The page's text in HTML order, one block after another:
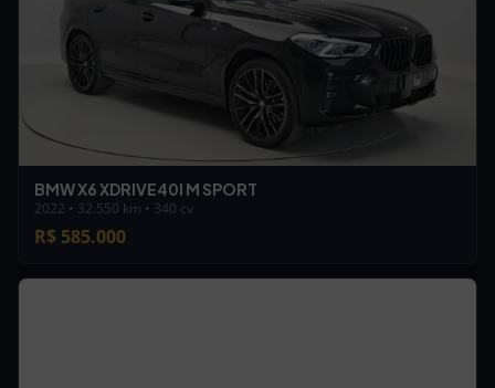
BMW X6 XDRIVE40I M SPORT
2022 • 32.550 km • 340 cv
R$ 585.000